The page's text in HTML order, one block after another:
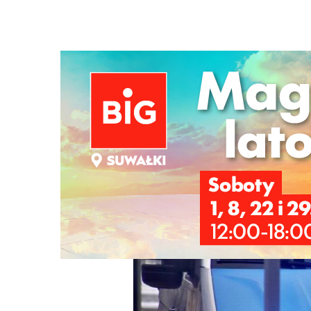
Ścieżka
nawigacyjna
Strona główna Motoryzacja /Wypadek na
MOTORYZACJA 30/06/2025/4 Komentarzy
Wypadek na trasie Suwałki-Sejny. Nie